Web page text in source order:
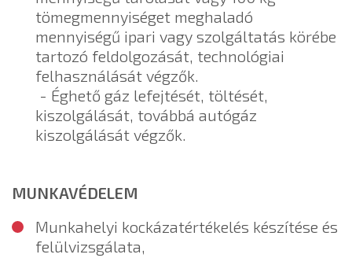
tömegmennyiséget meghaladó
mennyiségű ipari vagy szolgáltatás körébe
tartozó feldolgozását, technológiai
felhasználását végzők.
- Éghető gáz lefejtését, töltését,
kiszolgálását, továbbá autógáz
kiszolgálását végzők.
MUNKAVÉDELEM
Munkahelyi kockázatértékelés készítése és
felülvizsgálata,